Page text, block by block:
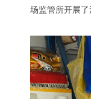
场监管所开展了